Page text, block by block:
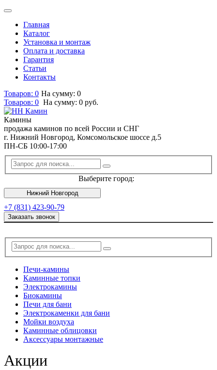
Главная
Каталог
Установка и монтаж
Оплата и доставка
Гарантия
Статьи
Контакты
Товаров: 0 На сумму: 0
Товаров: 0 На сумму: 0 руб.
Камины
продажа каминов по всей России и СНГ
г. Нижний Новгород, Комсомольское шоссе д.5
ПН-СБ 10:00-17:00
Выберите город:
Нижний Новгород
+7 (831) 423-90-79
Заказать звонок
Печи-камины
Каминные топки
Электрокамины
Биокамины
Печи для бани
Электрокаменки для бани
Мойки воздуха
Каминные облицовки
Аксессуары монтажные
Акции